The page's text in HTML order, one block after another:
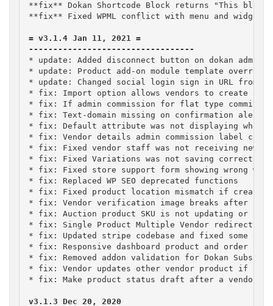
**fix** Dokan Shortcode Block returns "This
**fix** Fixed WPML conflict with menu and widget
= v3.1.4 Jan 11, 2021 =
* update: Added disconnect button on dokan
* update: Product add-on module template override
* update: Changed social login sign in URL from
* fix: Import option allows vendors to create
* fix: If admin commission for flat type
* fix: Text-domain missing on confirmation alert
* fix: Default attribute was not displaying when
* fix: Vendor details admin commission label
* fix: Fixed vendor staff was not receiving new
* fix: Fixed Variations was not saving correctly
* fix: Fixed store support form showing wrong with
* fix: Replaced WP SEO deprecated functions
* fix: Fixed product location mismatch if created
* fix: Vendor verification image breaks after
* fix: Auction product SKU is not updating or
* fix: Single Product Multiple Vendor redirection
* fix: Updated stripe codebase and fixed some
* fix: Responsive dashboard product and order
* fix: Removed addon validation for Dokan
* fix: Vendor updates other vendor product if
* fix: Make product status draft after a vendor/